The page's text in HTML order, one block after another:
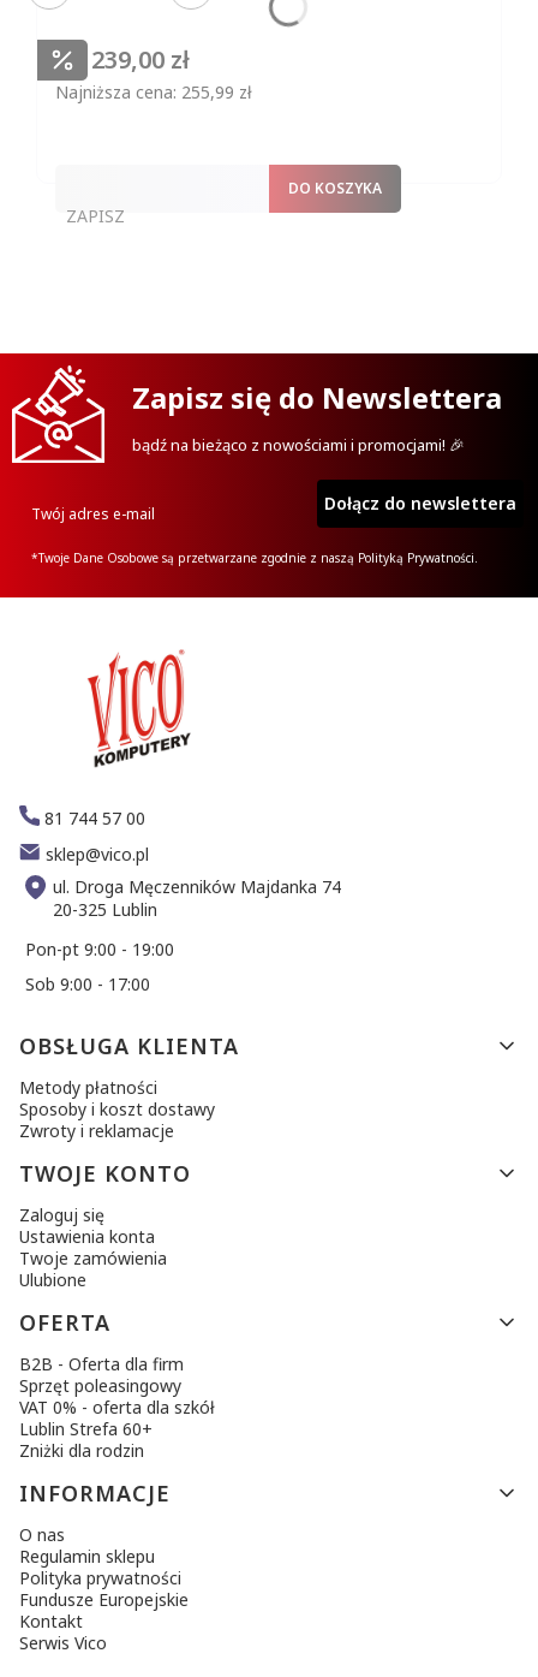
Cena promocyjna
239,00 zł
Najniższa cena: 255,99 zł
ZAPISZ
DO KOSZYKA
Zapisz się do Newslettera
bądź na bieżąco z nowościami i promocjami! 🎉
Twój adres e-mail Dołącz do newslettera
*Twoje Dane Osobowe są przetwarzane zgodnie z naszą Polityką Prywatności.
81 744 57 00
sklep@vico.pl
ul. Droga Męczenników Majdanka 74
20-325 Lublin
Pon-pt 9:00 - 19:00
Sob 9:00 - 17:00
Linki w stopce
OBSŁUGA KLIENTA
Metody płatności
Sposoby i koszt dostawy
Zwroty i reklamacje
TWOJE KONTO
Zaloguj się
Ustawienia konta
Twoje zamówienia
Ulubione
OFERTA
B2B - Oferta dla firm
Sprzęt poleasingowy
VAT 0% - oferta dla szkół
Lublin Strefa 60+
Zniżki dla rodzin
INFORMACJE
O nas
Regulamin sklepu
Polityka prywatności
Fundusze Europejskie
Kontakt
Serwis Vico